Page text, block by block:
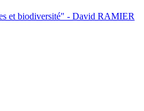
et biodiversité" - David RAMIER